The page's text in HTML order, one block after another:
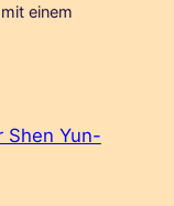
einem